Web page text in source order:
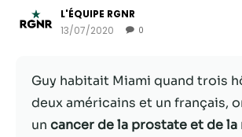
L'ÉQUIPE RGNR
13/07/2020
0
Guy habitait Miami quand trois
deux américains et un français,
un cancer de la prostate et de la
Ces